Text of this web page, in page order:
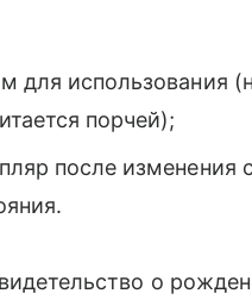
для использования
порчей);
после изменения
о